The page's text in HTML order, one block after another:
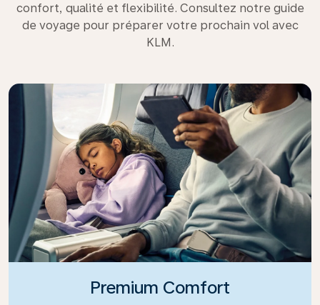
confort, qualité et flexibilité. Consultez notre guide
de voyage pour préparer votre prochain vol avec
KLM.
Premium Comfort